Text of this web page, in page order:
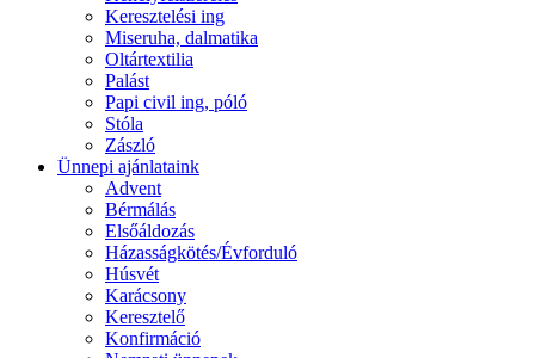
Keresztelési ing
Miseruha, dalmatika
Oltártextilia
Palást
Papi civil ing, póló
Stóla
Zászló
Ünnepi ajánlataink
Advent
Bérmálás
Elsőáldozás
Házasságkötés/Évforduló
Húsvét
Karácsony
Keresztelő
Konfirmáció